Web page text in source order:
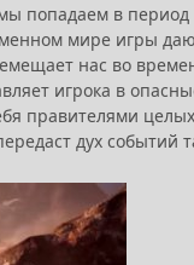
попадаем в
мире игры
нас во
игрока в
правителями
дух событий